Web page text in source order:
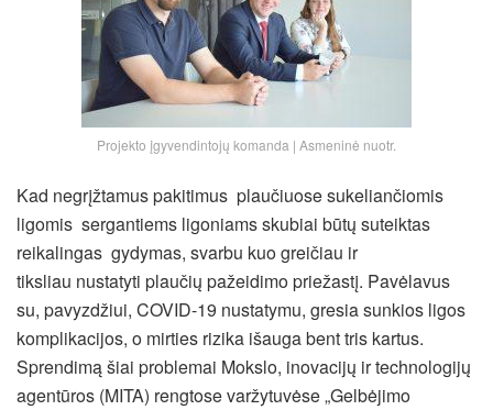
Projekto įgyvendintojų komanda | Asmeninė nuotr.
Kad negrįžtamus pakitimus plaučiuose sukeliančiomis
ligomis sergantiems ligoniams skubiai būtų suteiktas
reikalingas gydymas, svarbu kuo greičiau ir
tiksliau nustatyti plaučių pažeidimo priežastį. Pavėlavus
su, pavyzdžiui, COVID-19 nustatymu, gresia sunkios ligos
komplikacijos, o mirties rizika išauga bent tris kartus.
Sprendimą šiai problemai Mokslo, inovacijų ir technologijų
agentūros (MITA) rengtose varžytuvėse„Gelbėjimo